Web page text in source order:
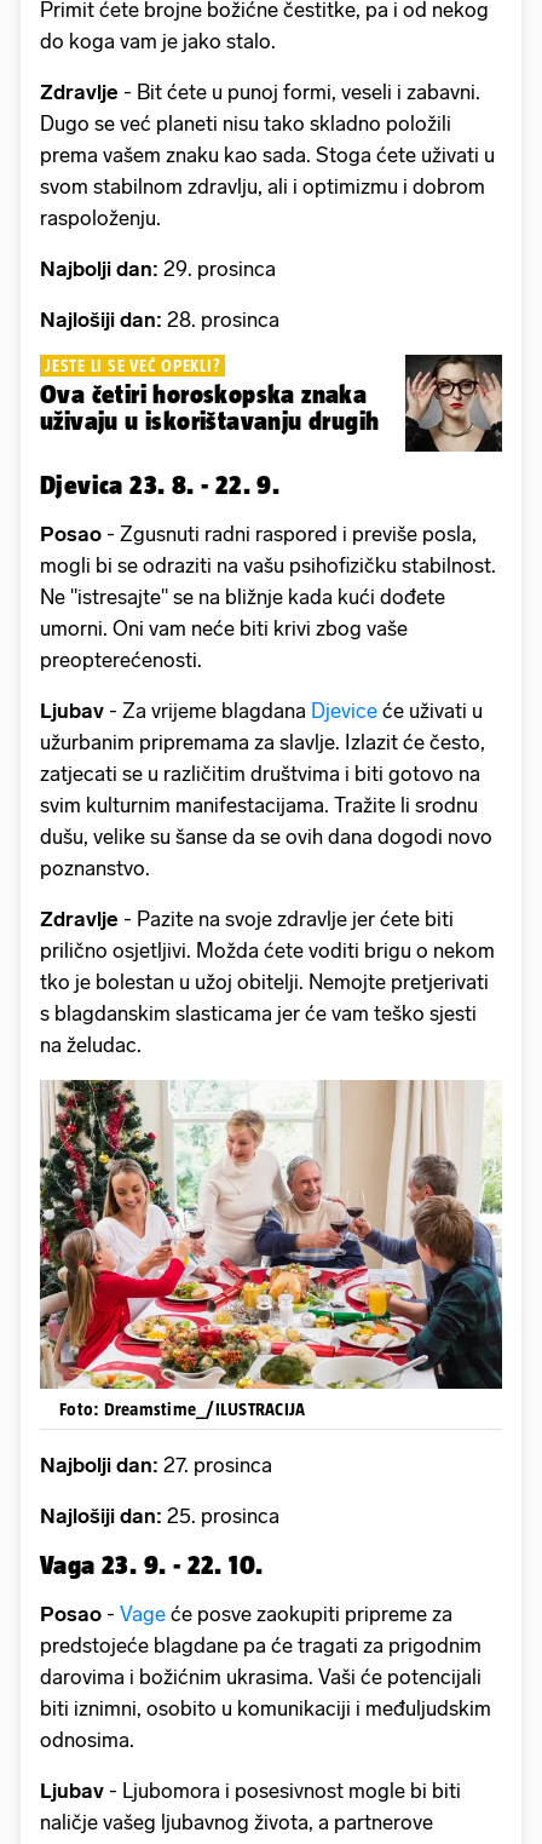
Primit ćete brojne božićne čestitke, pa i od nekog
do koga vam je jako stalo.
Zdravlje - Bit ćete u punoj formi, veseli i zabavni.
Dugo se već planeti nisu tako skladno položili
prema vašem znaku kao sada. Stoga ćete uživati u
svom stabilnom zdravlju, ali i optimizmu i dobrom
raspoloženju.
Najbolji dan: 29. prosinca
Najlošiji dan: 28. prosinca
JESTE LI SE VEĆ OPEKLI?
Ova četiri horoskopska znaka
uživaju u iskorištavanju drugih
Djevica 23. 8. - 22. 9.
Posao - Zgusnuti radni raspored i previše posla,
mogli bi se odraziti na vašu psihofizičku stabilnost.
Ne "istresajte" se na bližnje kada kući dođete
umorni. Oni vam neće biti krivi zbog vaše
preopterećenosti.
Ljubav - Za vrijeme blagdana Djevice će uživati u
užurbanim pripremama za slavlje. Izlazit će često,
zatjecati se u različitim društvima i biti gotovo na
svim kulturnim manifestacijama. Tražite li srodnu
dušu, velike su šanse da se ovih dana dogodi novo
poznanstvo.
Zdravlje - Pazite na svoje zdravlje jer ćete biti
prilično osjetljivi. Možda ćete voditi brigu o nekom
tko je bolestan u užoj obitelji. Nemojte pretjerivati
s blagdanskim slasticama jer će vam teško sjesti
na želudac.
Foto: Dreamstime_/ILUSTRACIJA
Najbolji dan: 27. prosinca
Najlošiji dan: 25. prosinca
Vaga 23. 9. - 22. 10.
Posao - Vage će posve zaokupiti pripreme za
predstojeće blagdane pa će tragati za prigodnim
darovima i božićnim ukrasima. Vaši će potencijali
biti iznimni, osobito u komunikaciji i međuljudskim
odnosima.
Ljubav - Ljubomora i posesivnost mogle bi biti
naličje vašeg ljubavnog života, a partnerove